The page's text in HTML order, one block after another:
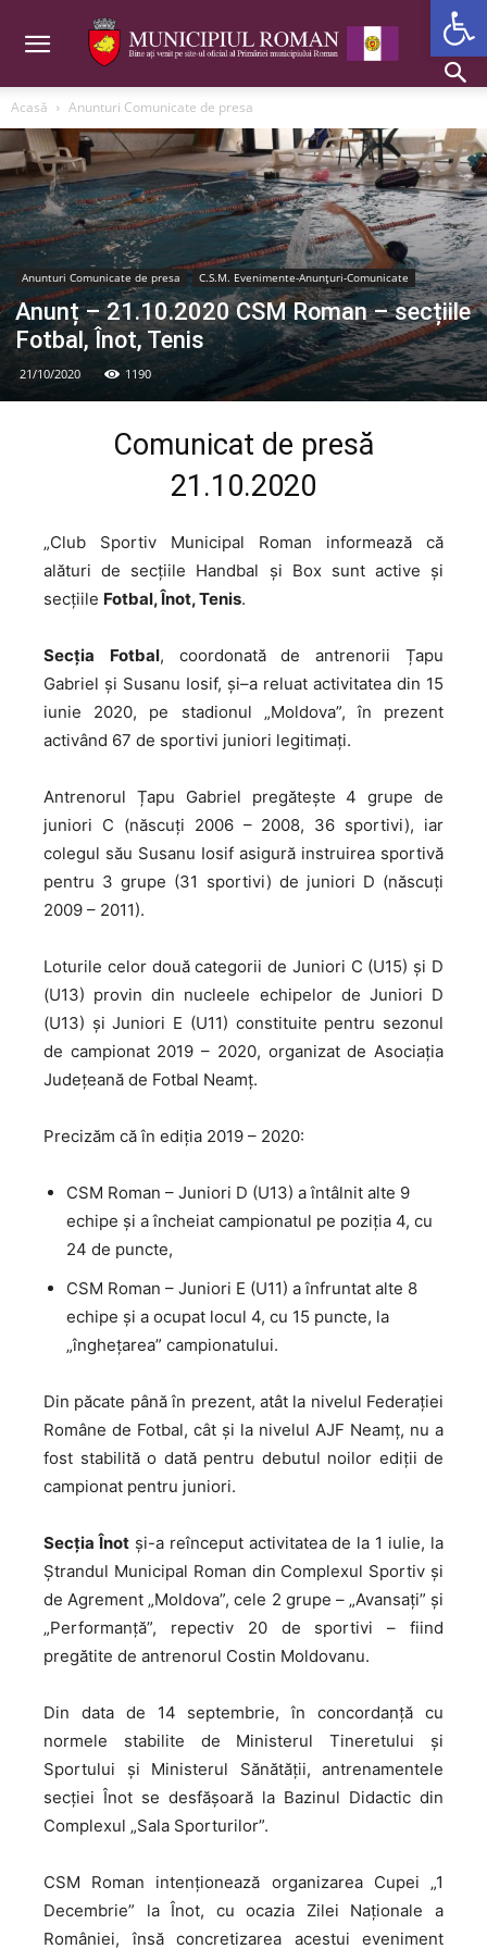
Acasă Anunturi Comunicate de presa
Anunturi Comunicate de presa C.S.M. Evenimente-Anunțuri-Comunicate
Anunț – 21.10.2020 CSM Roman – secțiile
Fotbal, Înot, Tenis
21/10/2020 1190
Comunicat de presă
21.10.2020
„Club Sportiv Municipal Roman informează că
alături de secțiile Handbal și Box sunt active și
secțiile Fotbal, Înot, Tenis.
Secția Fotbal, coordonată de antrenorii Țapu
Gabriel și Susanu Iosif, și–a reluat activitatea din 15
iunie 2020, pe stadionul „Moldova”, în prezent
activând 67 de sportivi juniori legitimați.
Antrenorul Țapu Gabriel pregătește 4 grupe de
juniori C (născuți 2006 – 2008, 36 sportivi), iar
colegul său Susanu Iosif asigură instruirea sportivă
pentru 3 grupe (31 sportivi) de juniori D (născuți
2009 – 2011).
Loturile celor două categorii de Juniori C (U15) și D
(U13) provin din nucleele echipelor de Juniori D
(U13) și Juniori E (U11) constituite pentru sezonul
de campionat 2019 – 2020, organizat de Asociația
Județeană de Fotbal Neamț.
Precizăm că în ediția 2019 – 2020:
CSM Roman – Juniori D (U13) a întâlnit alte 9
echipe și a încheiat campionatul pe poziția 4, cu
24 de puncte,
CSM Roman – Juniori E (U11) a înfruntat alte 8
echipe și a ocupat locul 4, cu 15 puncte, la
„înghețarea” campionatului.
Din păcate până în prezent, atât la nivelul Federației
Române de Fotbal, cât și la nivelul AJF Neamț, nu a
fost stabilită o dată pentru debutul noilor ediții de
campionat pentru juniori.
Secția Înotși-a reînceput activitatea de la 1 iulie, la
Ștrandul Municipal Roman din Complexul Sportiv și
de Agrement „Moldova”, cele 2 grupe – „Avansați” și
„Performanță”, repectiv 20 de sportivi – fiind
pregătite de antrenorul Costin Moldovanu.
Din data de 14 septembrie, în concordanță cu
normele stabilite de Ministerul Tineretului și
Sportului și Ministerul Sănătății, antrenamentele
secției Înot se desfășoară la Bazinul Didactic din
Complexul „Sala Sporturilor”.
CSM Roman intenționează organizarea Cupei „1
Decembrie” la Înot, cu ocazia Zilei Naționale a
României, însă concretizarea acestui eveniment